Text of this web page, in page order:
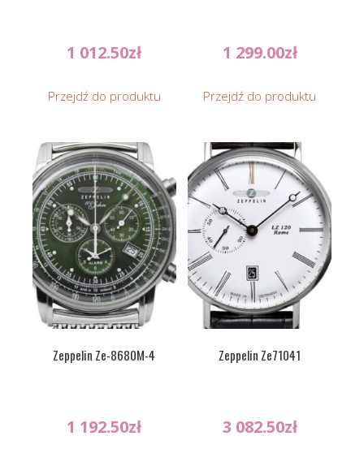
1 012.50zł
Przejdź do produktu
1 299.00zł
Przejdź do produktu
Zeppelin Ze-8680M-4
1 192.50zł
Zeppelin Ze71041
3 082.50zł